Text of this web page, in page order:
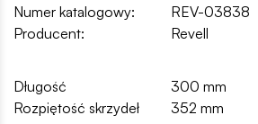
Numer katalogowy:
REV-03838
Producent:
Revell
Długość
300 mm
Rozpiętość skrzydeł
352 mm